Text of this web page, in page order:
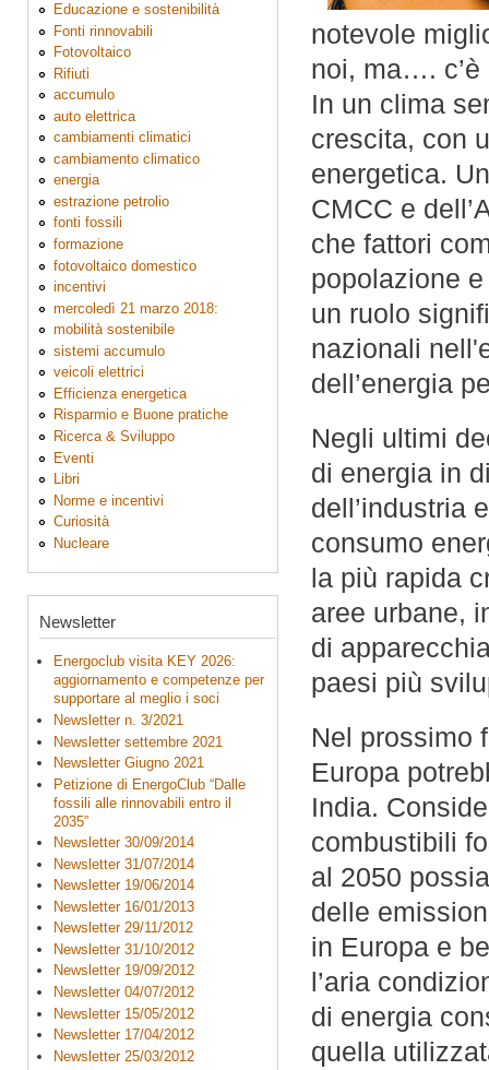
Educazione e sostenibilità
Fonti rinnovabili
Fotovoltaico
Rifiuti
accumulo
auto elettrica
cambiamenti climatici
cambiamento climatico
energia
estrazione petrolio
fonti fossili
formazione
fotovoltaico domestico
incentivi
mercoledì 21 marzo 2018:
mobilità sostenibile
sistemi accumulo
veicoli elettrici
Efficienza energetica
Risparmio e Buone pratiche
Ricerca & Sviluppo
Eventi
Libri
Norme e incentivi
Curiosità
Nucleare
Newsletter
Energoclub visita KEY 2026:
aggiornamento e competenze per
supportare al meglio i soci
Newsletter n. 3/2021
Newsletter settembre 2021
Newsletter Giugno 2021
Petizione di EnergoClub “Dalle
fossili alle rinnovabili entro il
2035”
Newsletter 30/09/2014
Newsletter 31/07/2014
Newsletter 19/06/2014
Newsletter 16/01/2013
Newsletter 29/11/2012
Newsletter 31/10/2012
Newsletter 19/09/2012
Newsletter 04/07/2012
Newsletter 15/05/2012
Newsletter 17/04/2012
Newsletter 25/03/2012
notevole
noi, ma….
In un clima
crescita, con
energetica.
CMCC e
che fattori
popolazione
un ruolo
nazionali
dell’energia
Negli ultimi
di energia in
dell’industria
consumo
la più rapida
aree urbane,
di
paesi più
Nel prossimo
Europa
India.
combustibili
al 2050
delle
in Europa e
l’aria
di energia
quella